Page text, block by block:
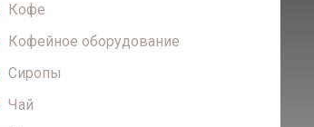
Кофе
Кофейное оборудование
Сиропы
Чай